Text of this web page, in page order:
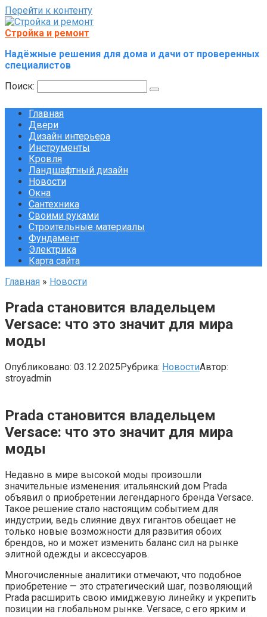
Перейти к контенту
Стройка и ремонт
Надёжные решения для дома и дачи от проверенных
специалистов
Поиск:
Главная
Двери
Дизайн интерьера
Инструменты
Кровля
Ландшафтный дизайн
Новости
Окна
Сантехника
Своими руками
Строительные материалы
Фундамент
Электрика
Карта сайта
Главная » Новости
Prada становится владельцем
Versace: что это значит для мира
моды
Опубликовано: 03.12.2025Рубрика: НовостиАвтор:
stroyadmin
Prada становится владельцем
Versace: что это значит для мира
моды
Недавно в мире высокой моды произошли
значительные изменения: итальянский дом Prada
объявил о приобретении легендарного бренда Versace.
Такое решение стало настоящим событием для
индустрии, ведь слияние двух гигантов обещает не
только новые возможности для развития обоих
брендов, но и может изменить баланс сил на рынке
элитной одежды и аксессуаров.
Многочисленные аналитики отмечают, что подобное
приобретение — это стратегический шаг, позволяющий
Prada расширить свою имиджевую линейку и укрепить
позиции на глобальном рынке. Versace, с его ярким и